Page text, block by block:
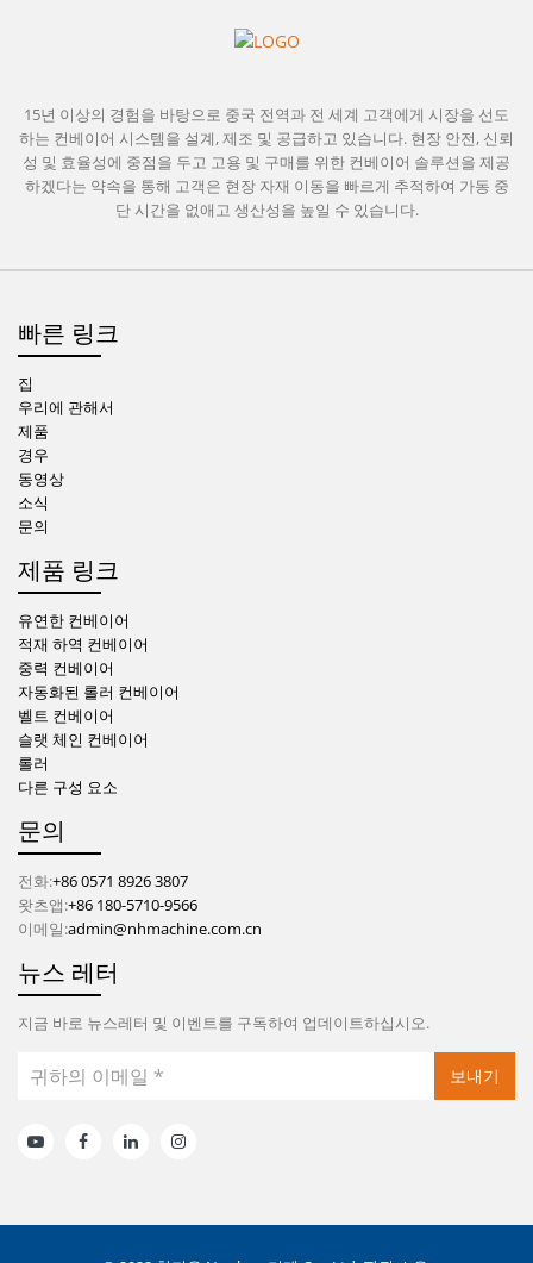
15년 이상의 경험을 바탕으로 중국 전역과 전 세계 고객에게 시장을 선도
하는 컨베이어 시스템을 설계, 제조 및 공급하고 있습니다. 현장 안전, 신뢰
성 및 효율성에 중점을 두고 고용 및 구매를 위한 컨베이어 솔루션을 제공
하겠다는 약속을 통해 고객은 현장 자재 이동을 빠르게 추적하여 가동 중
단 시간을 없애고 생산성을 높일 수 있습니다.
빠른 링크
집
우리에 관해서
제품
경우
동영상
소식
문의
제품 링크
유연한 컨베이어
적재 하역 컨베이어
중력 컨베이어
자동화된 롤러 컨베이어
벨트 컨베이어
슬랫 체인 컨베이어
롤러
다른 구성 요소
문의
전화:+86 0571 8926 3807
왓츠앱:+86 180-5710-9566
이메일:admin@nhmachine.com.cn
뉴스 레터
지금 바로 뉴스레터 및 이벤트를 구독하여 업데이트하십시오.
보내기